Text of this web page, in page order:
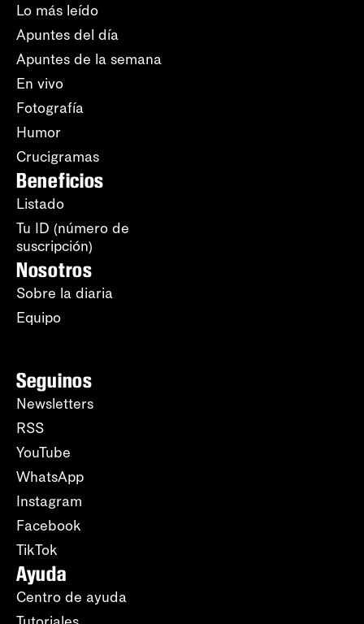
Lo más leído
Apuntes del día
Apuntes de la semana
En vivo
Fotografía
Humor
Crucigramas
Beneficios
Listado
Tu ID (número de
suscripción)
Nosotros
Sobre la diaria
Equipo
Seguinos
Newsletters
RSS
YouTube
WhatsApp
Instagram
Facebook
TikTok
Ayuda
Centro de ayuda